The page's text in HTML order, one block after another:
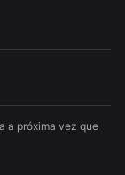
a próxima vez que